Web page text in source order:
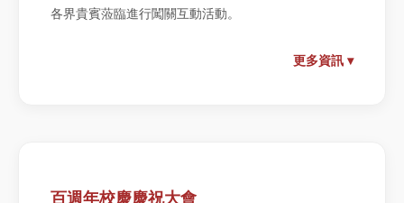
各界貴賓蒞臨進行闖關互動活動。
更多資訊 ▾
百週年校慶慶祝大會